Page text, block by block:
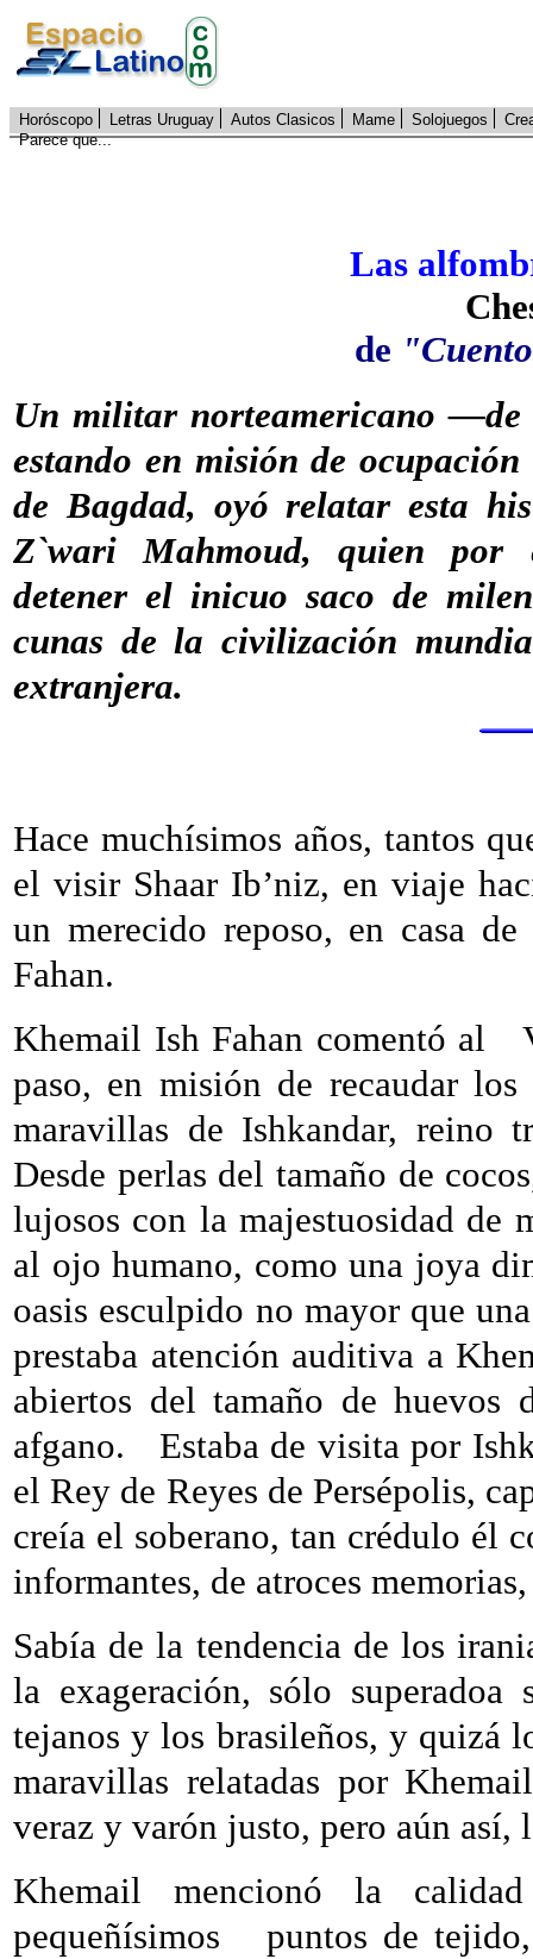
Horóscopo Letras Uruguay Autos Clasicos Mame Solojuegos
Parece que...
Las
de
Un militar norteamericano
estando en misión de
de Bagdad, oyó relatar esta
Z`wari Mahmoud, quien por
detener el inicuo saco de
cunas de la civilización
extranjera.
Hace muchísimos años, tantos
el visir Shaar Ib’niz, en viaje
un merecido reposo, en casa
Fahan.
Khemail Ish Fahan comentó al
paso, en misión de recaudar
maravillas de Ishkandar, reino
Desde perlas del tamaño de
lujosos con la majestuosidad de
al ojo humano, como una joya
oasis esculpido no mayor que
prestaba atención auditiva a
abiertos del tamaño de
afgano.
Estaba de visita por
el Rey de Reyes de Persépolis,
creía el soberano, tan crédulo él
informantes, de atroces
Sabía de la tendencia de los
la exageración, sólo
tejanos y los brasileños, y quizá
maravillas relatadas por
veraz y varón justo, pero aún así,
Khemail mencionó la
pequeñísimos
puntos de